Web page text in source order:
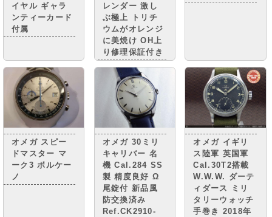
イヤル ギャラ
ンティーカード
付属
レンダー 激し
ぶ極上 トリチ
ウムがオレンジ
に美焼け OH上
り修理保証付き
オメガ スピー
ドマスター マ
ーク3 ボルケー
ノ
オメガ 30ミリ
キャリバー 名
機 Cal.284 SS
製 精度良好 Ω
尾錠付 新品風
防交換済み
Ref.CK2910-
オメガ イギリ
ス陸軍 英国軍
Cal.30T2搭載
W.W.W. ダーテ
ィダース ミリ
タリーウォッチ
手巻き 2018年